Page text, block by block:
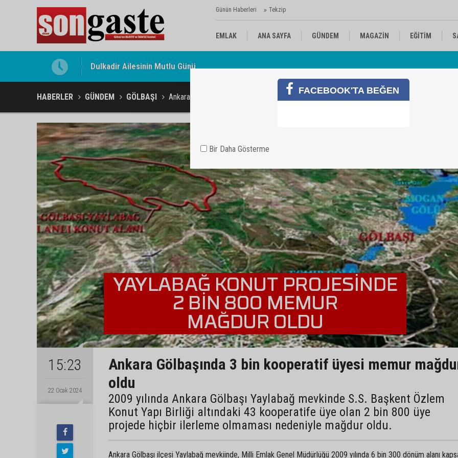
Günün Haberleri Tekzip
EMLAK ANA SAYFA GÜNDEM MAGAZİN EĞİTİM
Gölbaşı Esnafının Sesi Ankara Kalkınma Ajansı'nda
HABERLER GÜNDEM GÖLBAŞI Ankara Gölbaşında 3 bin kooperatif üyesi memur mağdur oldu
15:23
22 Ocak 2024
Ankara Gölbaşında 3 bin kooperatif üyesi memur
oldu
2009 yılında Ankara Gölbaşı Yaylabağ mevkinde S.S. Başkent Özlem
Konut Yapı Birliği altındaki 43 kooperatife üye olan 2 bin 800 üye
projede hiçbir ilerleme olmaması nedeniyle mağdur oldu.
Ankara Gölbaşı ilçesi Yaylabağ mevkiinde, Milli Emlak Genel Müdürlüğü 2009 yılında 6 bin 300 dönüm alanı
FACEBOOK'TA BEĞEN
Bir Daha Gösterme